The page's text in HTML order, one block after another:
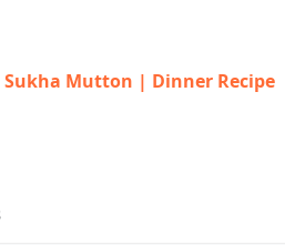
| Sukha Mutton | Dinner Recipe